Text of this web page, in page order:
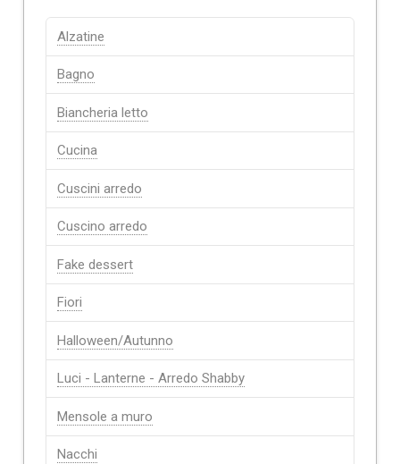
Alzatine
Bagno
Biancheria letto
Cucina
Cuscini arredo
Cuscino arredo
Fake dessert
Fiori
Halloween/Autunno
Luci - Lanterne - Arredo Shabby
Mensole a muro
Nacchi